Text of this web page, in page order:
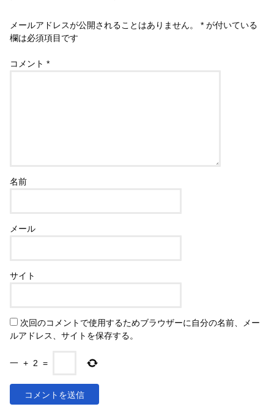
メールアドレスが公開されることはありません。 * が付いている
欄は必須項目です
コメント*
名前
メール
サイト
次回のコメントで使用するためブラウザーに自分の名前、メー
ルアドレス、サイトを保存する。
一 + 2 =